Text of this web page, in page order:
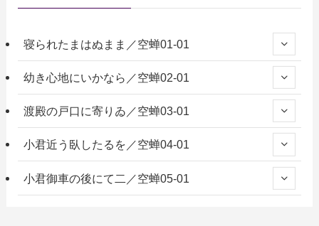
寝られたまはぬまま／空蝉01-01
幼き心地にいかなら／空蝉02-01
渡殿の戸口に寄りゐ／空蝉03-01
小君近う臥したるを／空蝉04-01
小君御車の後にて二／空蝉05-01